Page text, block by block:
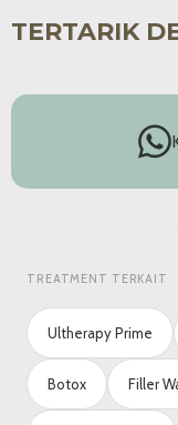
TERTARIK
TREATMENT TERKAIT
Ultherapy Prime
Botox Filler